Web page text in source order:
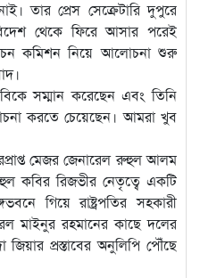
তার প্রেস সেক্রেটারি দুপুরে
থেকে ফিরে আসার পরেই
কমিশন নিয়ে আলোচনা শুরু
সম্মান করেছেন এবং তিনি
করতে চেয়েছেন। আমরা খুব
মেজর জেনারেল রুহুল আলম
কবির রিজভীর নেতৃত্বে একটি
গিয়ে রাষ্ট্রপতির সহকারী
মাইনুর রহমানের কাছে দলের
প্রস্তাবের অনুলিপি পৌঁছে